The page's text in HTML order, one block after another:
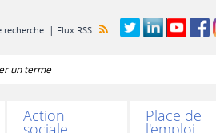
recherche Flux RSS
Action Place de